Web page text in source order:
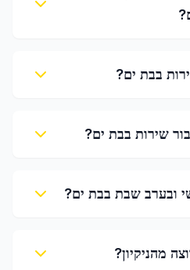
בבת ים?
שירות בבת ים?
ובערב שבת בבת ים?
מהניקיון?